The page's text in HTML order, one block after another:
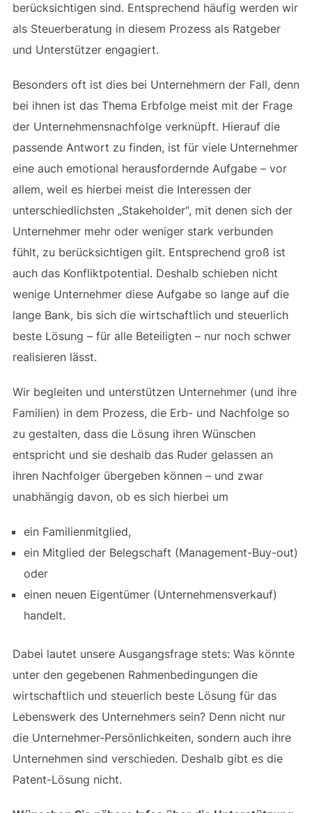
berücksichtigen sind. Entsprechend häufig werden wir
als Steuerberatung in diesem Prozess als Ratgeber
und Unterstützer engagiert.
Besonders oft ist dies bei Unternehmern der Fall, denn
bei ihnen ist das Thema Erbfolge meist mit der Frage
der Unternehmensnachfolge verknüpft. Hierauf die
passende Antwort zu finden, ist für viele Unternehmer
eine auch emotional herausfordernde Aufgabe – vor
allem, weil es hierbei meist die Interessen der
unterschiedlichsten „Stakeholder“, mit denen sich der
Unternehmer mehr oder weniger stark verbunden
fühlt, zu berücksichtigen gilt. Entsprechend groß ist
auch das Konfliktpotential. Deshalb schieben nicht
wenige Unternehmer diese Aufgabe so lange auf die
lange Bank, bis sich die wirtschaftlich und steuerlich
beste Lösung – für alle Beteiligten – nur noch schwer
realisieren lässt.
Wir begleiten und unterstützen Unternehmer (und ihre
Familien) in dem Prozess, die Erb- und Nachfolge so
zu gestalten, dass die Lösung ihren Wünschen
entspricht und sie deshalb das Ruder gelassen an
ihren Nachfolger übergeben können – und zwar
unabhängig davon, ob es sich hierbei um
ein Familienmitglied,
ein Mitglied der Belegschaft (Management-Buy-out)
oder
einen neuen Eigentümer (Unternehmensverkauf)
handelt.
Dabei lautet unsere Ausgangsfrage stets: Was könnte
unter den gegebenen Rahmenbedingungen die
wirtschaftlich und steuerlich beste Lösung für das
Lebenswerk des Unternehmers sein? Denn nicht nur
die Unternehmer-Persönlichkeiten, sondern auch ihre
Unternehmen sind verschieden. Deshalb gibt es die
Patent-Lösung nicht.